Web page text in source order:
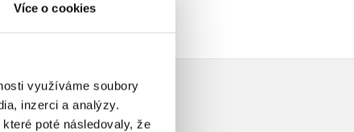
Více o cookies
využíváme soubory
inzerci a analýzy.
poté následovaly, že